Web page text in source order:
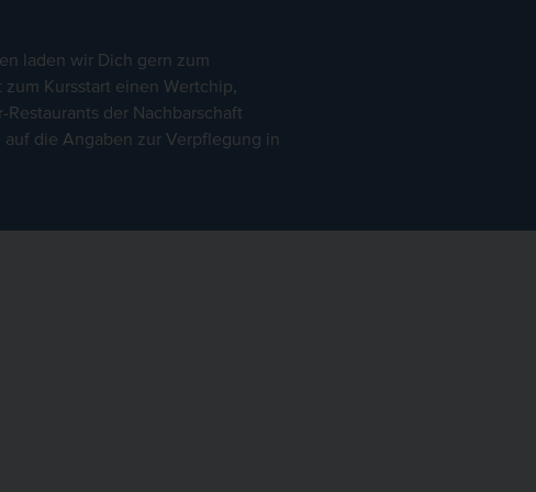
laden wir Dich gern zum
Kursstart einen Wertchip,
der Nachbarschaft
die Angaben zur Verpflegung in